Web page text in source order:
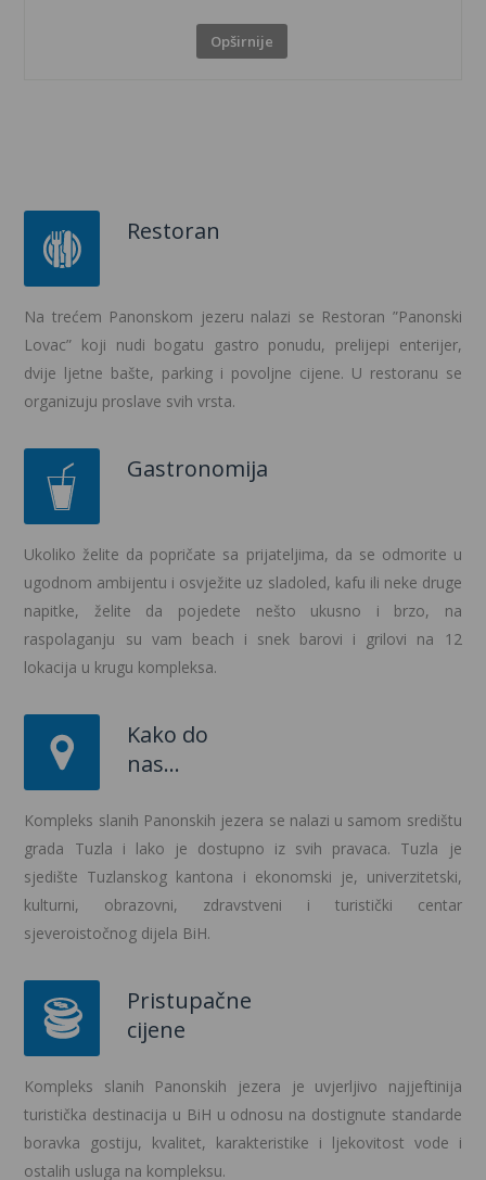
Opširnije
Restoran
Na trećem Panonskom jezeru nalazi se Restoran ”Panonski
Lovac” koji nudi bogatu gastro ponudu, prelijepi enterijer,
dvije ljetne bašte, parking i povoljne cijene. U restoranu se
organizuju proslave svih vrsta.
Gastronomija
Ukoliko želite da popričate sa prijateljima, da se odmorite u
ugodnom ambijentu i osvježite uz sladoled, kafu ili neke druge
napitke, želite da pojedete nešto ukusno i brzo, na
raspolaganju su vam beach i snek barovi i grilovi na 12
lokacija u krugu kompleksa.
Kako do
nas...
Kompleks slanih Panonskih jezera se nalazi u samom središtu
grada Tuzla i lako je dostupno iz svih pravaca. Tuzla je
sjedište Tuzlanskog kantona i ekonomski je, univerzitetski,
kulturni, obrazovni, zdravstveni i turistički centar
sjeveroistočnog dijela BiH.
Pristupačne
cijene
Kompleks slanih Panonskih jezera je uvjerljivo najjeftinija
turistička destinacija u BiH u odnosu na dostignute standarde
boravka gostiju, kvalitet, karakteristike i ljekovitost vode i
ostalih usluga na kompleksu.